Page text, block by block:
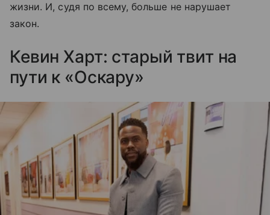
жизни. И, судя по всему, больше не нарушает
закон.
Кевин Харт: старый твит на
пути к «Оскару»